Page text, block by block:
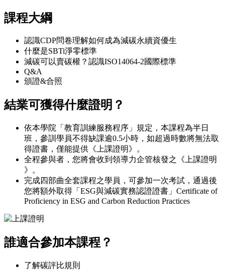
課程大綱
認識CDP問卷理解如何成為減碳永續資優生
什麼是SBTi淨零標準
減碳可以賣碳權？認識ISO14064-2國際標準
Q&A
頒證&合照
結業可獲得什麼證明？
依本學院「教育訓練服務程序」規定，本課程為半日
班，參訓學員不得缺課逾0.5小時，如超過時數將無法取
得證書，僅能提供《上課證明》。
全程參與者，您將會收到領導力企管核發之《上課證明
》。
完成四部曲全套課程之學員，可參加一次考試，通過後
您將額外取得「ESG與減碳實務認證證書」Certificate of
Proficiency in ESG and Carbon Reduction Practices
誰適合參加本課程？
了解碳評比規則